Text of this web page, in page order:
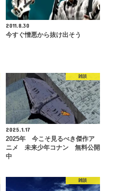
2011.8.30
今すぐ憎悪から抜け出そう
雑談
2025.1.17
2025年 今こそ見るべき傑作ア
ニメ 未来少年コナン 無料公開
中
雑談